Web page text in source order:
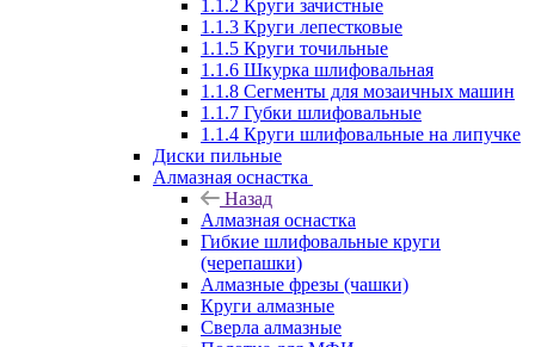
1.1.2 Круги зачистные
1.1.3 Круги лепестковые
1.1.5 Круги точильные
1.1.6 Шкурка шлифовальная
1.1.8 Сегменты для мозаичных машин
1.1.7 Губки шлифовальные
1.1.4 Круги шлифовальные на липучке
Диски пильные
Алмазная оснастка
Назад
Алмазная оснастка
Гибкие шлифовальные круги
(черепашки)
Алмазные фрезы (чашки)
Круги алмазные
Сверла алмазные